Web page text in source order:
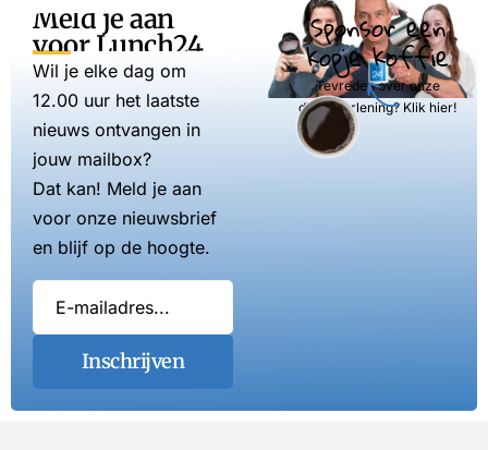
Meld je aan
voor Lunch24
Wil je elke dag om
12.00 uur het laatste
nieuws ontvangen in
jouw mailbox?
Dat kan! Meld je aan
voor onze nieuwsbrief
en blijf op de hoogte.
Inschrijven
Sponsor een
kopje koffie
Tevreden over onze
dienstverlening? Klik hier!